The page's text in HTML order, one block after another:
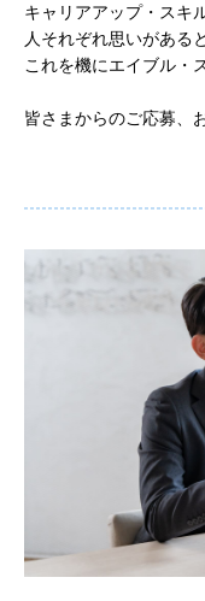
キャリアアップ・スキ
人それぞれ思いがある
これを機にエイブル・
皆さまからのご応募、